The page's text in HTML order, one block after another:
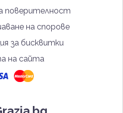
поверителност
на спорове
за бисквитки
на сайта